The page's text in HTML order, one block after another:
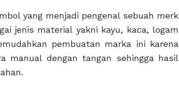
yang menjadi pengenal sebuah merk
jenis material yakni kayu, kaca, logam
pembuatan marka ini karena
manual dengan tangan sehingga hasil